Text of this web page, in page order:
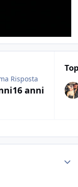
Risposta
16 anni
overview